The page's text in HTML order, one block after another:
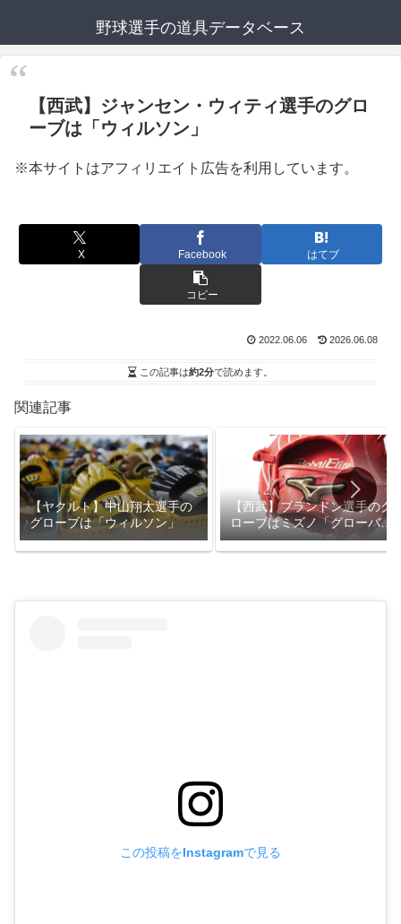
野球選手の道具データベース
【西武】ジャンセン・ウィティ選手のグロ
ーブは「ウィルソン」
※本サイトはアフィリエイト広告を利用しています。
X Facebook はてブ
コピー
2022.06.06 2026.06.08
この記事は約2分で読めます。
関連記事
【ヤクルト】中山翔太選手の
グローブは「ウィルソン」
【西武】ブランドン選手のグ
ローブはミズノ「グローバル
エリート」
この投稿をInstagramで見る